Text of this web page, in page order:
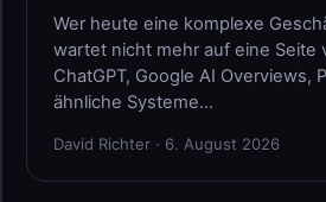
Wer heute eine komplexe
wartet nicht mehr auf eine Seite
ChatGPT, Google AI Overviews,
ähnliche Systeme…
David Richter · 6. August 2026